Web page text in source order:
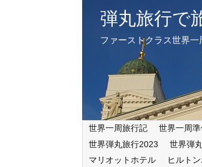
弾丸旅行で
ファーストクラス世界
世界一周旅行記 世界一周
世界弾丸旅行2023
世界弾
マリオットホテル
ヒルト